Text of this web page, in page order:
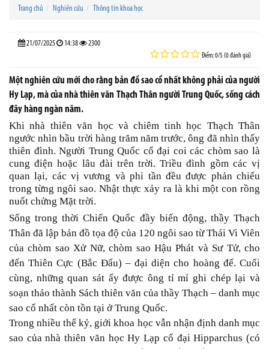
Trang chủ Nghiên cứu Thông tin khoa học
21/07/2025 14:38 2300
Điểm: 0/5 (0 đánh giá)
Một nghiên cứu mới cho rằng bản đồ sao cổ nhất không phải của người
Hy Lạp, mà của nhà thiên văn Thạch Thân người Trung Quốc, sống cách
đây hàng ngàn năm.
Khi nhà thiên văn học và chiêm tinh học Thạch Thân
ngước nhìn bầu trời hàng trăm năm trước, ông đã nhìn thấy
thiên đình. Người Trung Quốc cổ đại coi các chòm sao là
cung điện hoặc lâu đài trên trời. Triều đình gồm các vị
quan lại, các vị vương và phi tần đều được phản chiếu
trong từng ngôi sao. Nhật thực xảy ra là khi một con rồng
nuốt chửng Mặt trời.
Sống trong thời Chiến Quốc đầy biến động, thầy Thạch
Thân đã lập bản đồ tọa độ của 120 ngôi sao từ Thái Vi Viên
của chòm sao Xử Nữ, chòm sao Hậu Phát và Sư Tử, cho
đến Thiên Cực (Bắc Đẩu) – đại diện cho hoàng đế. Cuối
cùng, những quan sát ấy được ông tỉ mỉ ghi chép lại và
soạn thảo thành Sách thiên văn của thầy Thạch – danh mục
sao cổ nhất còn tồn tại ở Trung Quốc.
Trong nhiều thế kỷ, giới khoa học vẫn nhận định danh mục
sao của nhà thiên văn học Hy Lạp cổ đại Hipparchus (có